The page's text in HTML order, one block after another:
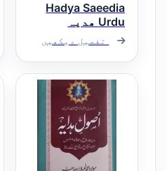
Hadya Saeedia
Urdu ھدیہ
سعیدیہ اردو
تفصیل دیکھیں